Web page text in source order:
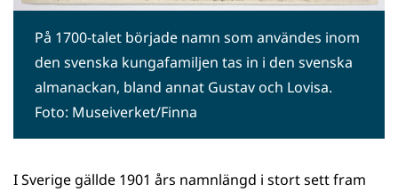
På 1700-talet började namn som användes inom
den svenska kungafamiljen tas in i den svenska
almanackan, bland annat Gustav och Lovisa.
Foto: Museiverket/Finna
I Sverige gällde 1901 års namnlängd i stort sett fram